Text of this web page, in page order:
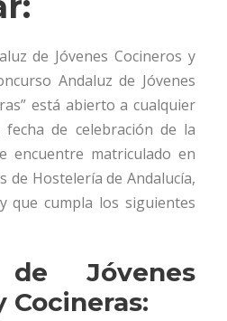
de Jóvenes Cocineros y
Andaluz de Jóvenes
está abierto a cualquier
de celebración de la
encuentre matriculado en
de Hostelería de Andalucía,
que cumpla los siguientes
Jóvenes
Cocineras: